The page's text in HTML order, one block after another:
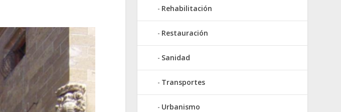
Rehabilitación
Restauración
Sanidad
Transportes
Urbanismo